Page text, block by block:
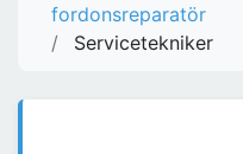
fordonsreparatör
Servicetekniker